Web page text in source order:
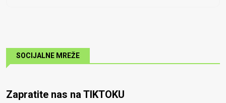
SOCIJALNE MREŽE
Zapratite nas na TIKTOKU